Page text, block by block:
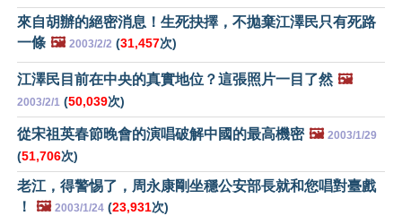
來自胡辦的絕密消息！生死抉擇，不拋棄江澤民只有死路
一條 🖼️ 2003/2/2 (31,457次)
江澤民目前在中央的真實地位？這張照片一目了然 🖼️
2003/2/1 (50,039次)
從宋祖英春節晚會的演唱破解中國的最高機密 🖼️ 2003/1/29
(51,706次)
老江，得警惕了，周永康剛坐穩公安部長就和您唱對臺戲
！
🖼️ 2003/1/24 (23,931次)